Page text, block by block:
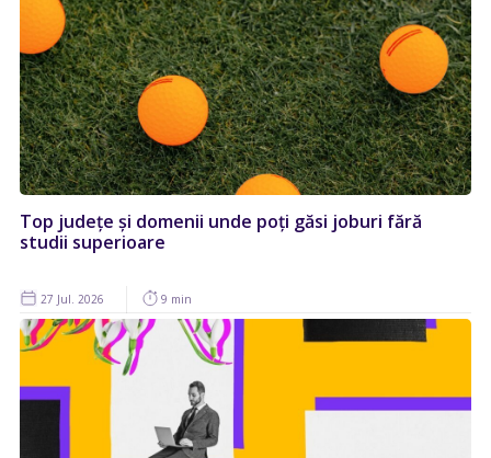
Top județe și domenii unde poți găsi joburi fără
studii superioare
27 Jul. 2026 9 min